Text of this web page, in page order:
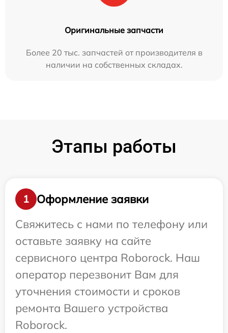
Оригинальные запчасти
Более 20 тыс. запчастей от производителя в
наличии на собственных складах.
Этапы работы
1
Оформление заявки
Свяжитесь с нами по телефону или
оставьте заявку на сайте
сервисного центра Roborock. Наш
оператор перезвонит Вам для
уточнения стоимости и сроков
ремонта Вашего устройства
Roborock.